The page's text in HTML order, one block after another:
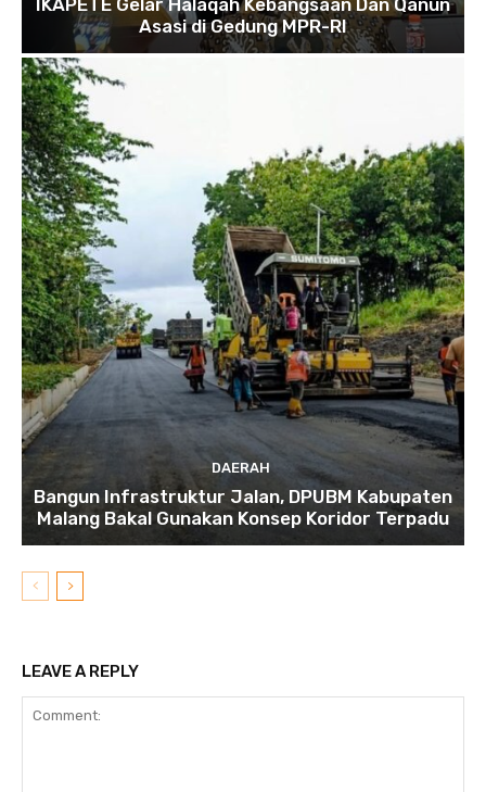
IKAPETE Gelar Halaqah Kebangsaan Dan Qanun
Asasi di Gedung MPR-RI
DAERAH
Bangun Infrastruktur Jalan, DPUBM Kabupaten
Malang Bakal Gunakan Konsep Koridor Terpadu
LEAVE A REPLY